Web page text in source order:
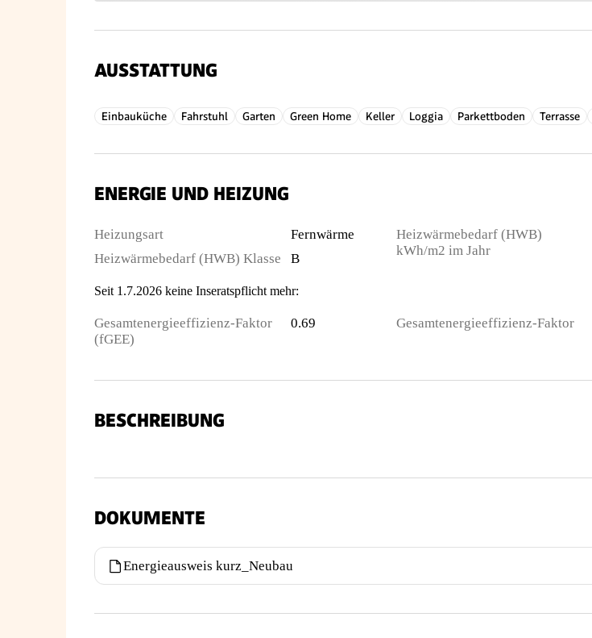
AUSSTATTUNG
Einbauküche Fahrstuhl Garten Green Home Keller Loggia Parkettboden Terrasse
ENERGIE UND HEIZUNG
Heizungsart
Fernwärme
Heizwärmebedarf (HWB) Klasse
B
Heizwärmebedarf (HWB)
kWh/m2 im Jahr
Seit 1.7.2026 keine Inseratspflicht mehr:
Gesamtenergieeffizienz-Faktor
(fGEE)
0.69 Gesamtenergieeffizienz-Faktor
BESCHREIBUNG
DOKUMENTE
Energieausweis kurz_Neubau